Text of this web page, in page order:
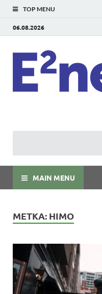
TOP MENU
06.08.2026
MAIN MENU
МЕТКА: HIMO